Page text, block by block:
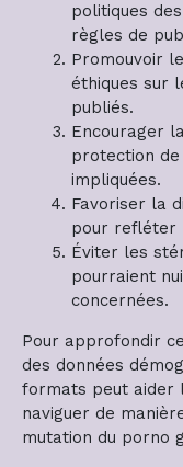
politiques
règles de
Promouvoir
éthiques sur
publiés.
Encourager
protection
impliquées.
Favoriser la
pour refléter
Éviter les
pourraient
concernées.
Pour approfondir
des données
formats peut aider
naviguer de
mutation du porno